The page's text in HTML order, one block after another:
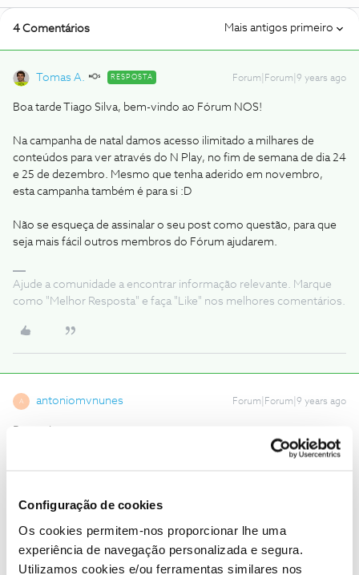
Configuração de cookies
Os cookies permitem-nos proporcionar lhe uma
experiência de navegação personalizada e segura.
Utilizamos cookies e/ou ferramentas similares nos
4 Comentários Mais antigos primeiro
Tomas A. RESPOSTA Forum|Forum|9 years ago
Boa tarde Tiago Silva, bem-vindo ao Fórum NOS!
Na campanha de natal damos acesso ilimitado a milhares de
conteúdos para ver através do N Play, no fim de semana de dia 24
e 25 de dezembro. Mesmo que tenha aderido em novembro,
esta campanha também é para si :D
Não se esqueça de assinalar o seu post como questão, para que
seja mais fácil outros membros do Fórum ajudarem.
Ajude a comunidade a encontrar informação relevante. Marque
como "Melhor Resposta" e faça "Like" nos melhores comentários.
A antoniomvnunes Forum|Forum|9 years ago
código promocional?